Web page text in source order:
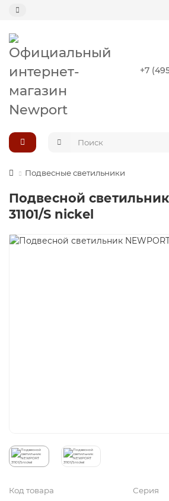
+7
Назад
Подвесные светильники
Потолочные светильники
Светильник-кольцо
Композиции светильников
Подвесные светильники
Подвесной светильник
31101/S nickel
Код товара Серия